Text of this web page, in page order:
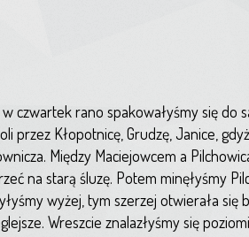
czwartek rano spakowałyśmy się do
przez Kłopotnicę, Grudzę, Janice,
Między Maciejowcem a
na starą śluzę. Potem minęłyśmy
wyżej, tym szerzej otwierała się
Wreszcie znalazłyśmy się